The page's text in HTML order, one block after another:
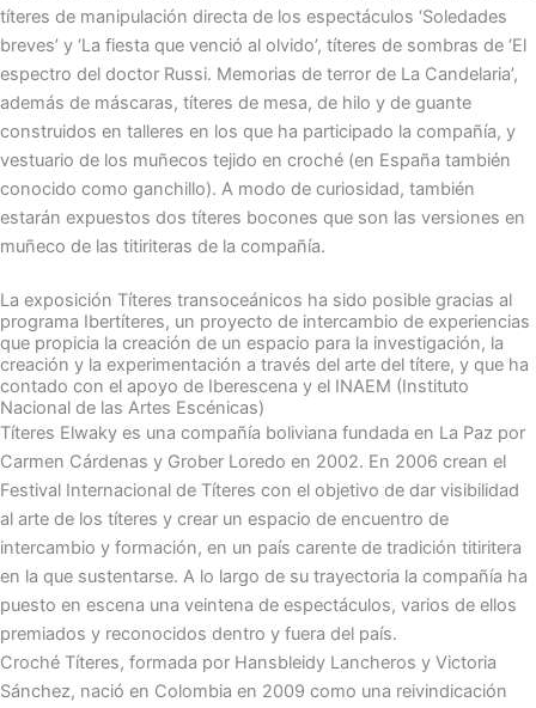
títeres de manipulación directa de los espectáculos ‘Soledades
breves’ y ‘La fiesta que venció al olvido’, títeres de sombras de ‘El
espectro del doctor Russi. Memorias de terror de La Candelaria’,
además de máscaras, títeres de mesa, de hilo y de guante
construidos en talleres en los que ha participado la compañía, y
vestuario de los muñecos tejido en croché (en España también
conocido como ganchillo). A modo de curiosidad, también
estarán expuestos dos títeres bocones que son las versiones en
muñeco de las titiriteras de la compañía.
La exposición Títeres transoceánicos ha sido posible gracias al
programa Ibertíteres, un proyecto de intercambio de experiencias
que propicia la creación de un espacio para la investigación, la
creación y la experimentación a través del arte del títere, y que ha
contado con el apoyo de Iberescena y el INAEM (Instituto
Nacional de las Artes Escénicas)
Títeres Elwaky es una compañía boliviana fundada en La Paz por
Carmen Cárdenas y Grober Loredo en 2002. En 2006 crean el
Festival Internacional de Títeres con el objetivo de dar visibilidad
al arte de los títeres y crear un espacio de encuentro de
intercambio y formación, en un país carente de tradición titiritera
en la que sustentarse. A lo largo de su trayectoria la compañía ha
puesto en escena una veintena de espectáculos, varios de ellos
premiados y reconocidos dentro y fuera del país.
Croché Títeres, formada por Hansbleidy Lancheros y Victoria
Sánchez, nació en Colombia en 2009 como una reivindicación